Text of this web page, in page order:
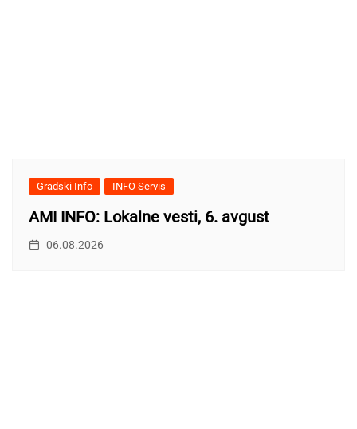
Gradski Info INFO Servis
AMI INFO: Lokalne vesti, 6. avgust
06.08.2026